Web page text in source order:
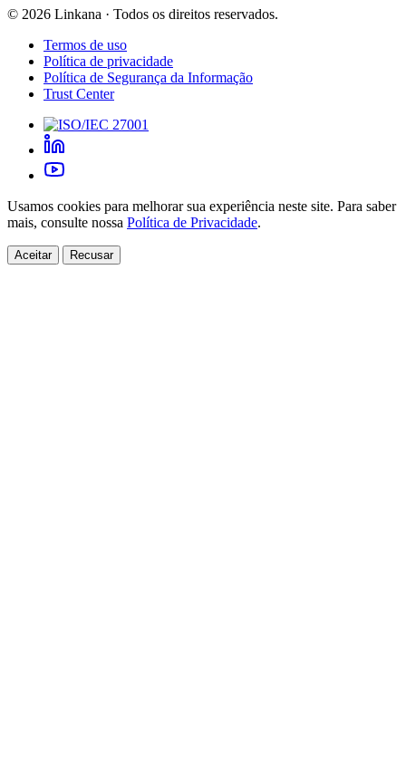
© 2026 Linkana · Todos os direitos reservados.
Termos de uso
Política de privacidade
Política de Segurança da Informação
Trust Center
Usamos cookies para melhorar sua experiência neste site. Para saber
mais, consulte nossa Política de Privacidade.
Aceitar Recusar